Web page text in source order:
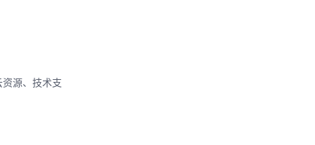
源、技术支